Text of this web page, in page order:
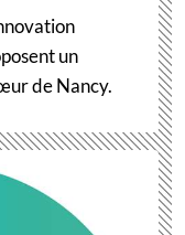
un
de Nancy.